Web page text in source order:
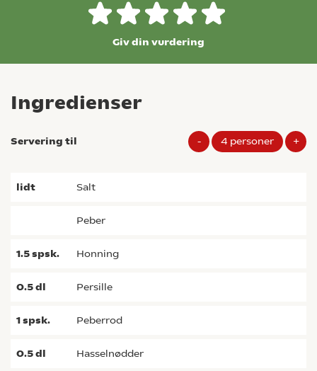
Giv din vurdering
Ingredienser
Servering til - 4 personer +
lidt salt
peber
1.5spsk. honning
0.5dl persille
1spsk. peberrod
0.5dl hasselnødder